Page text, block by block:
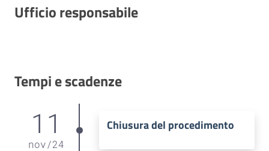
Ufficio responsabile
Tempi e scadenze
11
nov/24
Chiusura del procedimento